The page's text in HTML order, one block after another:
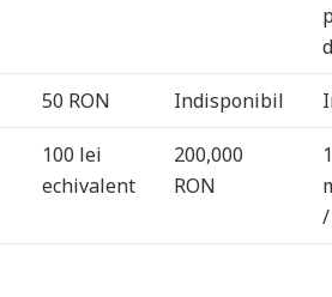
50 RON Indisponibil
100 lei
echivalent
200,000
RON